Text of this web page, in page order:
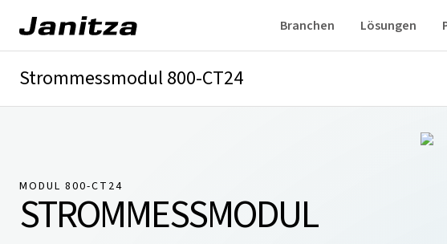
Branchen Lösungen
Strommessmodul 800-CT24
MODUL 800-CT24
STROMMESSMODUL